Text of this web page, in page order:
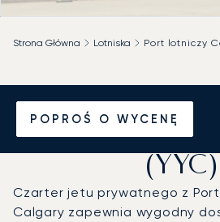
POPROŚ O WYCENĘ
Strona Główna Lotniska Port lotniczy
Prywatny
Port lotniczy
(YYC)
Czarter jetu prywatnego z
Calgary zapewnia wygodny